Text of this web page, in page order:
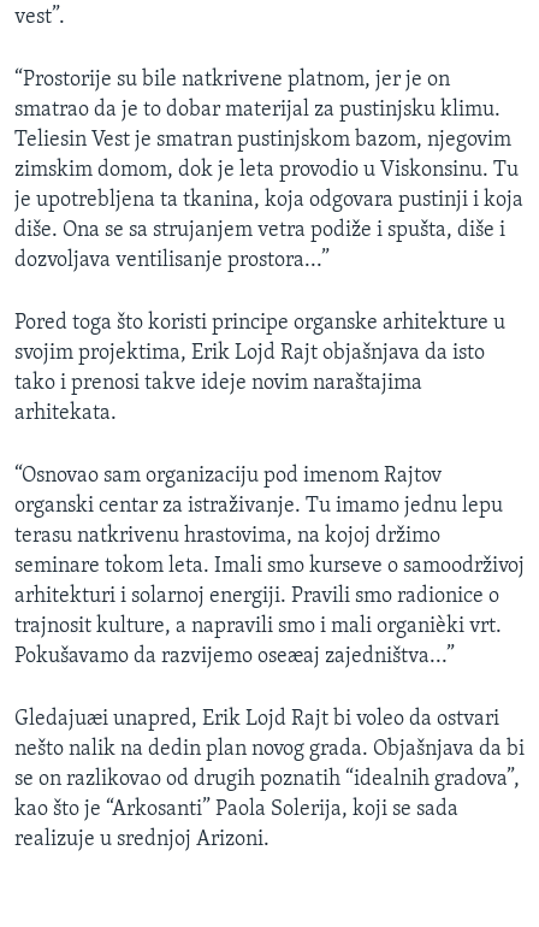
vest”.
“Prostorije su bile natkrivene platnom, jer je on
smatrao da je to dobar materijal za pustinjsku klimu.
Teliesin Vest je smatran pustinjskom bazom, njegovim
zimskim domom, dok je leta provodio u Viskonsinu. Tu
je upotrebljena ta tkanina, koja odgovara pustinji i koja
diše. Ona se sa strujanjem vetra podiže i spušta, diše i
dozvoljava ventilisanje prostora...”
Pored toga što koristi principe organske arhitekture u
svojim projektima, Erik Lojd Rajt objašnjava da isto
tako i prenosi takve ideje novim naraštajima
arhitekata.
“Osnovao sam organizaciju pod imenom Rajtov
organski centar za istraživanje. Tu imamo jednu lepu
terasu natkrivenu hrastovima, na kojoj držimo
seminare tokom leta. Imali smo kurseve o samoodrživoj
arhitekturi i solarnoj energiji. Pravili smo radionice o
trajnosit kulture, a napravili smo i mali organièki vrt.
Pokušavamo da razvijemo oseæaj zajedništva...”
Gledajuæi unapred, Erik Lojd Rajt bi voleo da ostvari
nešto nalik na dedin plan novog grada. Objašnjava da bi
se on razlikovao od drugih poznatih “idealnih gradova”,
kao što je “Arkosanti” Paola Solerija, koji se sada
realizuje u srednjoj Arizoni.